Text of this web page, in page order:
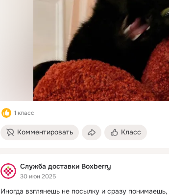
1 класс
Комментировать Класс
Служба доставки Boxberry
30 июн 2025
Иногда взглянешь не посылку и сразу понимаешь,